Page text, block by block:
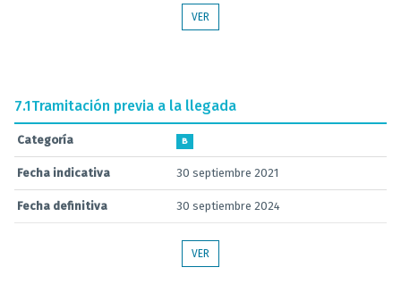
VER
7.1Tramitación previa a la llegada
Categoría B
Fecha indicativa 30 septiembre 2021
Fecha definitiva 30 septiembre 2024
VER